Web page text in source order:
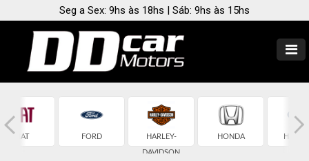
Seg a Sex: 9hs às 18hs | Sáb: 9hs às 15hs
FIAT FORD HARLEY-
DAVIDSON
HONDA